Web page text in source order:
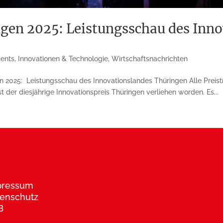
2025: Leistungsschau des
, Innovationen & Technologie,Wirtschaftsnachrichten
2025: Leistungsschau des Innovationslandes Thüringen Alle
diesjährige Innovationspreis Thüringen verliehen worden. Es...